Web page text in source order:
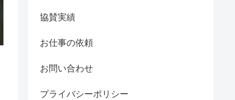
協賛実績
お仕事の依頼
お問い合わせ
プライバシーポリシー